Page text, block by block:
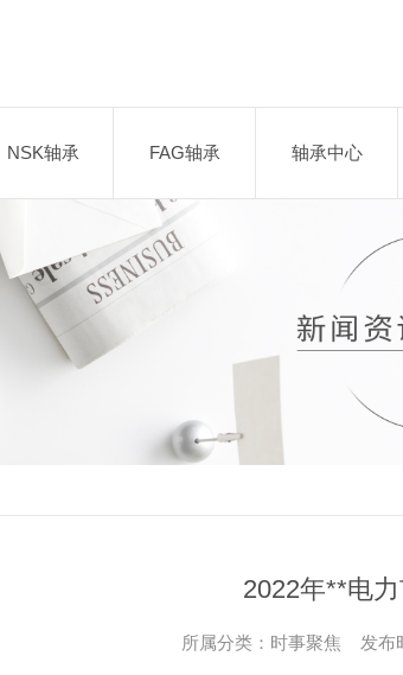
NSK轴承 FAG轴承 轴承中心
2022年**电
所属分类：时事聚焦 发布